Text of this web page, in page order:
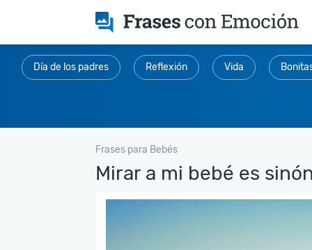
Día de los padres Reflexión Vida
Frases para Bebés
Mirar a mi bebé es